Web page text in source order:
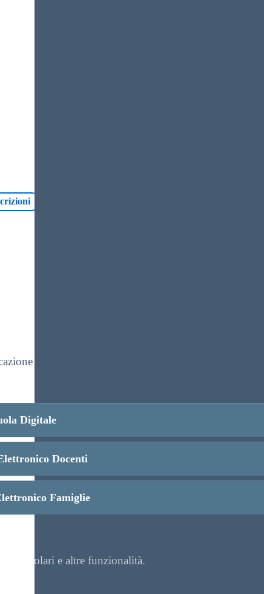
personale.
Digitale
Docenti
Famiglie
circolari e altre funzionalità.